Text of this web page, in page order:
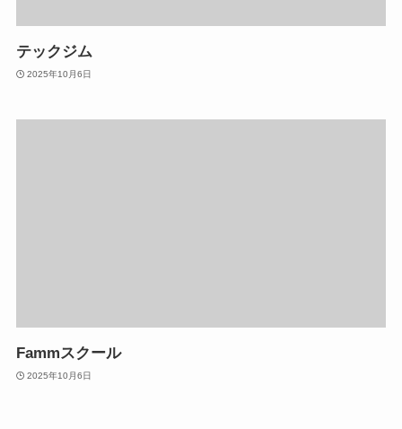
テックジム
2025年10月6日
Fammスクール
2025年10月6日